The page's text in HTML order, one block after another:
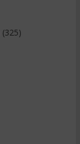
(325)